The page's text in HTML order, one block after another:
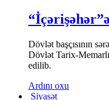
Dövlət başçısının
Dövlət Tarix-
edilib.
Ardını oxu
Siyasət